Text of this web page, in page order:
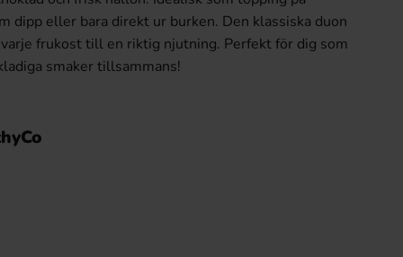
dipp eller bara direkt ur burken. Den klassiska duon
frukost till en riktig njutning. Perfekt för dig som
smaker tillsammans!